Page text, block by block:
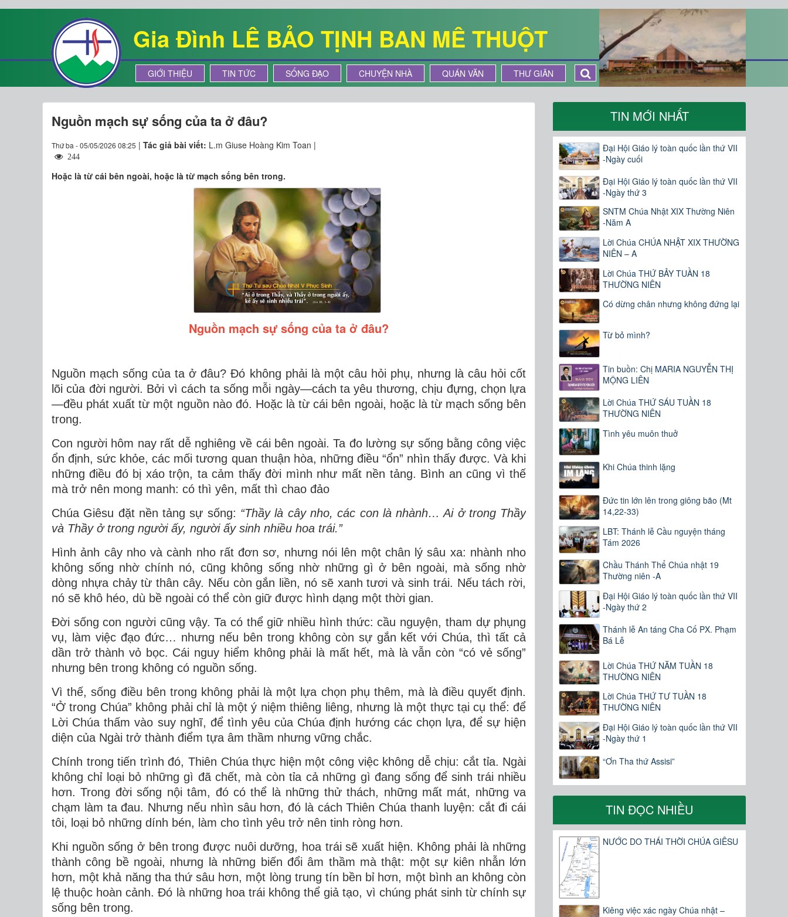
Gia Đình LÊ BẢO TỊNH BAN MÊ THUỘT
GIỚI THIỆU TIN TỨC SỐNG ĐẠO CHUYỆN NHÀ QUÁN VĂN THƯ GIÃN
Nguồn mạch sự sống của ta ở đâu?
Thứ ba - 05/05/2026 08:25 | Tác giả bài viết: L.m Giuse Hoàng Kim Toan |
244
Hoặc là từ cái bên ngoài, hoặc là từ mạch sống bên trong.
Nguồn mạch sự sống của ta ở đâu?
Nguồn mạch sống của ta ở đâu? Đó không phải là một câu hỏi phụ, nhưng là câu hỏi cốt
lõi của đời người. Bởi vì cách ta sống mỗi ngày—cách ta yêu thương, chịu đựng, chọn lựa
—đều phát xuất từ một nguồn nào đó. Hoặc là từ cái bên ngoài, hoặc là từ mạch sống bên
trong.
Con người hôm nay rất dễ nghiêng về cái bên ngoài. Ta đo lường sự sống bằng công việc
ổn định, sức khỏe, các mối tương quan thuận hòa, những điều “ổn” nhìn thấy được. Và khi
những điều đó bị xáo trộn, ta cảm thấy đời mình như mất nền tảng. Bình an cũng vì thế
mà trở nên mong manh: có thì yên, mất thì chao đảo
Chúa Giêsu đặt nền tảng sự sống: “Thầy là cây nho, các con là nhành… Ai ở trong Thầy
và Thầy ở trong người ấy, người ấy sinh nhiều hoa trái.”
Hình ảnh cây nho và cành nho rất đơn sơ, nhưng nói lên một chân lý sâu xa: nhành nho
không sống nhờ chính nó, cũng không sống nhờ những gì ở bên ngoài, mà sống nhờ
dòng nhựa chảy từ thân cây. Nếu còn gắn liền, nó sẽ xanh tươi và sinh trái. Nếu tách rời,
nó sẽ khô héo, dù bề ngoài có thể còn giữ được hình dạng một thời gian.
Đời sống con người cũng vậy. Ta có thể giữ nhiều hình thức: cầu nguyện, tham dự phụng
vụ, làm việc đạo đức… nhưng nếu bên trong không còn sự gắn kết với Chúa, thì tất cả
dần trở thành vỏ bọc. Cái nguy hiểm không phải là mất hết, mà là vẫn còn “có vẻ sống”
nhưng bên trong không có nguồn sống.
Vì thế, sống điều bên trong không phải là một lựa chọn phụ thêm, mà là điều quyết định.
“Ở trong Chúa” không phải chỉ là một ý niệm thiêng liêng, nhưng là một thực tại cụ thể: để
Lời Chúa thấm vào suy nghĩ, để tình yêu của Chúa định hướng các chọn lựa, để sự hiện
diện của Ngài trở thành điểm tựa âm thầm nhưng vững chắc.
Chính trong tiến trình đó, Thiên Chúa thực hiện một công việc không dễ chịu: cắt tỉa. Ngài
không chỉ loại bỏ những gì đã chết, mà còn tỉa cả những gì đang sống để sinh trái nhiều
hơn. Trong đời sống nội tâm, đó có thể là những thử thách, những mất mát, những va
chạm làm ta đau. Nhưng nếu nhìn sâu hơn, đó là cách Thiên Chúa thanh luyện: cắt đi cái
tôi, loại bỏ những dính bén, làm cho tình yêu trở nên tinh ròng hơn.
Khi nguồn sống ở bên trong được nuôi dưỡng, hoa trái sẽ xuất hiện. Không phải là những
thành công bề ngoài, nhưng là những biến đổi âm thầm mà thật: một sự kiên nhẫn lớn
hơn, một khả năng tha thứ sâu hơn, một lòng trung tín bền bỉ hơn, một bình an không còn
lệ thuộc hoàn cảnh. Đó là những hoa trái không thể giả tạo, vì chúng phát sinh từ chính sự
sống bên trong.
TIN MỚI NHẤT
Đại Hội Giáo lý toàn quốc lần thứ VII
-Ngày cuối
Đại Hội Giáo lý toàn quốc lần thứ VII
-Ngày thứ 3
SNTM Chúa Nhật XIX Thường Niên
-Năm A
Lời Chúa CHÚA NHẬT XIX THƯỜNG
NIÊN – A
Lời Chúa THỨ BẢY TUẦN 18
THƯỜNG NIÊN
Có dừng chân nhưng không đứng lại
Từ bỏ mình?
Tin buồn: Chị MARIA NGUYỄN THỊ
MỘNG LIÊN
Lời Chúa THỨ SÁU TUẦN 18
THƯỜNG NIÊN
Tình yêu muôn thuở
Khi Chúa thinh lặng
Đức tin lớn lên trong giông bão (Mt
14,22-33)
LBT: Thánh lễ Cầu nguyện tháng
Tám 2026
Chầu Thánh Thể Chúa nhật 19
Thường niên -A
Đại Hội Giáo lý toàn quốc lần thứ VII
-Ngày thứ 2
Thánh lễ An táng Cha Cố PX. Phạm
Bá Lễ
Lời Chúa THỨ NĂM TUẦN 18
THƯỜNG NIÊN
Lời Chúa THỨ TƯ TUẦN 18
THƯỜNG NIÊN
Đại Hội Giáo lý toàn quốc lần thứ VII
-Ngày thứ 1
“Ơn Tha thứ Assisi”
TIN ĐỌC NHIỀU
NƯỚC DO THÁI THỜI CHÚA GIÊSU
Kiêng việc xác ngày Chúa nhật –